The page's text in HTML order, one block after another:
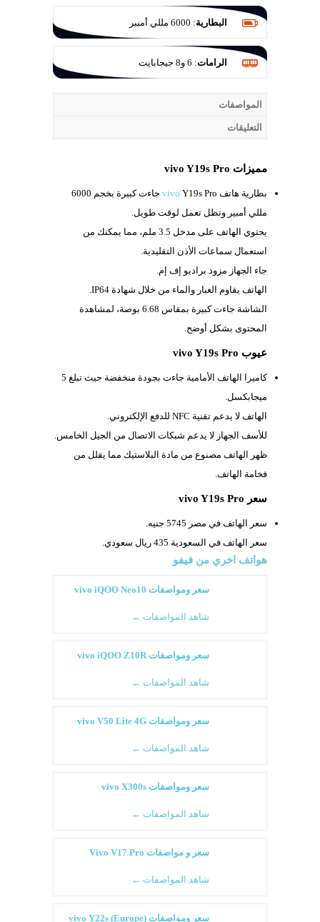
البطارية: 6000 مللي أمبير
الرامات: 6 و8 جيجابايت
المواصفات
التعليقات
مميزات vivo Y19s Pro
بطارية هاتف vivo
Y19s Pro جاءت كبيرة بخجم 6000
مللي أمبير وتظل تعمل لوقت طويل.
يحتوي الهاتف على مدخل
3.5 ملم، مما يمكنك من
استعمال سماعات الأذن التقليدية.
جاء الجهاز مزود براديو إف إم.
الهاتف يقاوم الغبار والماء من خلال شهادة IP64.
الشاشة جاءت كبيرة بمقاس
6.68 بوصة، لمشاهدة
المحتوى بشكل أوضح.
عيوب vivo Y19s Pro
كاميرا الهاتف الأمامية جاءت بجودة منخفضة حيث تبلغ 5
ميجابكسل.
الهاتف لا يدعم تقنية NFC للدفع الإلكتروني.
للأسف الجهاز لا يدعم شبكات الاتصال من الجيل الخامس.
ظهر الهاتف مصنوع من مادة البلاستيك مما يقلل من
فخامة الهاتف.
سعر vivo Y19s Pro
سعر الهاتف في مصر 5745 جنيه.
سعر الهاتف في السعودية 435 ريال سعودي.
هواتف اخري من فيفو
سعر ومواصفات vivo iQOO Neo10
شاهد المواصفات ←
سعر ومواصفات vivo iQOO Z10R
شاهد المواصفات ←
سعر ومواصفات vivo V50 Lite 4G
شاهد المواصفات ←
سعر ومواصفات vivo X300s
شاهد المواصفات ←
سعر و مواصفات Vivo V17 Pro
شاهد المواصفات ←
سعر ومواصفات vivo Y22s (Europe)